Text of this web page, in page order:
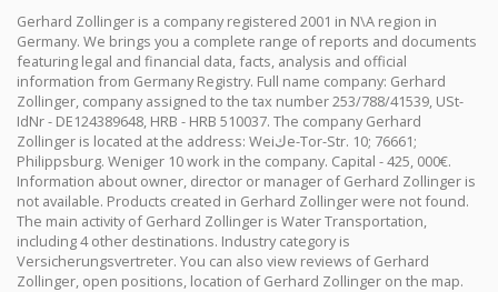
Gerhard Zollinger is a company registered 2001 in N\A region in
Germany. We brings you a complete range of reports and documents
featuring legal and financial data, facts, analysis and official
information from Germany Registry. Full name company: Gerhard
Zollinger, company assigned to the tax number 253/788/41539, USt-
IdNr - DE124389648, HRB - HRB 510037. The company Gerhard
Zollinger is located at the address: Weiكe-Tor-Str. 10; 76661;
Philippsburg. Weniger 10 work in the company. Capital - 425, 000€.
Information about owner, director or manager of Gerhard Zollinger is
not available. Products created in Gerhard Zollinger were not found.
The main activity of Gerhard Zollinger is Water Transportation,
including 4 other destinations. Industry category is
Versicherungsvertreter. You can also view reviews of Gerhard
Zollinger, open positions, location of Gerhard Zollinger on the map.